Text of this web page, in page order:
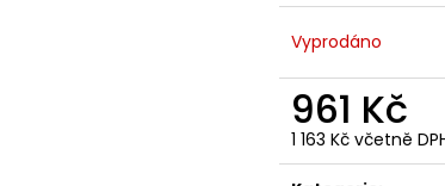
Vyprodáno
961 Kč
1 163 Kč včetně
Měrná